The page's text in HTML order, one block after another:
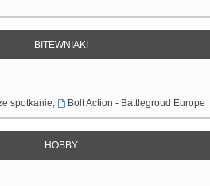
BITEWNIAKI
spotkanie, Bolt Action - Battlegroud Europe
HOBBY